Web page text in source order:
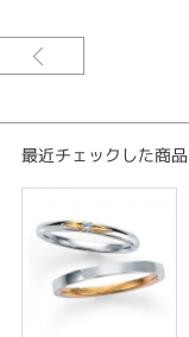
ダイヤモンドのカッテ
に定める提唱をしたり、
-MONNICKENDAM
白く豊潤なまばゆい輝き
る。モニッケンダムがこ
げること。これがモニッ
-LUXURY WHITE-
ブリリアンシーをもっと
最近チェックした商品